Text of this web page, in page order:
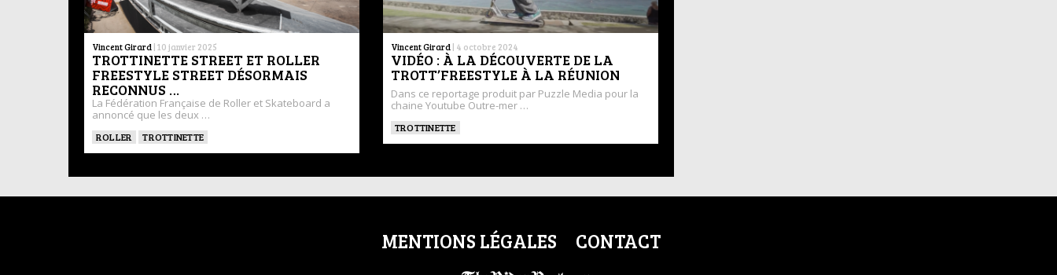
Vincent Girard | 10 janvier 2025
TROTTINETTE STREET ET ROLLER
FREESTYLE STREET DÉSORMAIS
RECONNUS …
La Fédération Française de Roller et Skateboard a
annoncé que les deux …
ROLLER TROTTINETTE
Vincent Girard | 4 octobre 2024
VIDÉO : À LA DÉCOUVERTE DE LA
TROTT’FREESTYLE À LA RÉUNION
Dans ce reportage produit par Puzzle Media pour la
chaine Youtube Outre-mer …
TROTTINETTE
MENTIONS LÉGALES CONTACT